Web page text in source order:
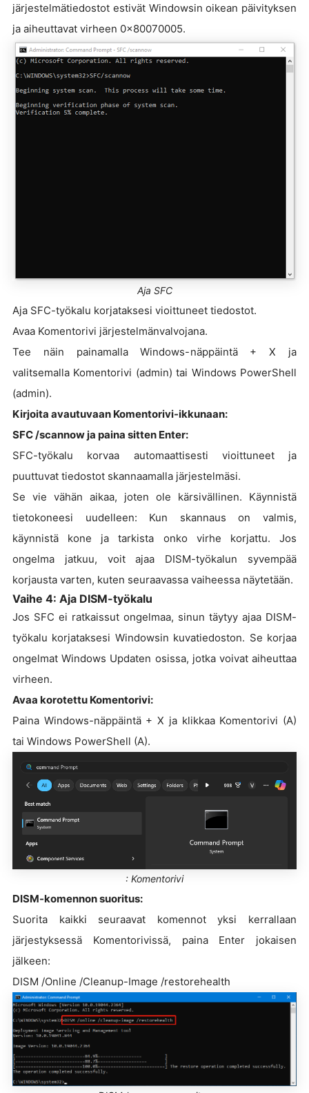
järjestelmätiedostot estivät Windowsin oikean päivityksen
ja aiheuttavat virheen 0x80070005.
Aja SFC
Aja SFC-työkalu korjataksesi vioittuneet tiedostot.
Avaa Komentorivi järjestelmänvalvojana.
Tee näin painamalla Windows-näppäintä + X ja
valitsemalla Komentorivi (admin) tai Windows PowerShell
(admin).
Kirjoita avautuvaan Komentorivi-ikkunaan:
SFC /scannow ja paina sitten Enter:
SFC-työkalu korvaa automaattisesti vioittuneet ja
puuttuvat tiedostot skannaamalla järjestelmäsi.
Se vie vähän aikaa, joten ole kärsivällinen. Käynnistä
tietokoneesi uudelleen: Kun skannaus on valmis,
käynnistä kone ja tarkista onko virhe korjattu. Jos
ongelma jatkuu, voit ajaa DISM-työkalun syvempää
korjausta varten, kuten seuraavassa vaiheessa näytetään.
Vaihe 4: Aja DISM-työkalu
Jos SFC ei ratkaissut ongelmaa, sinun täytyy ajaa DISM-
työkalu korjataksesi Windowsin kuvatiedoston. Se korjaa
ongelmat Windows Updaten osissa, jotka voivat aiheuttaa
virheen.
Avaa korotettu Komentorivi:
Paina Windows-näppäintä + X ja klikkaa Komentorivi (A)
tai Windows PowerShell (A).
: Komentorivi
DISM-komennon suoritus:
Suorita kaikki seuraavat komennot yksi kerrallaan
järjestyksessä Komentorivissä, paina Enter jokaisen
jälkeen:
DISM /Online /Cleanup-Image /restorehealth